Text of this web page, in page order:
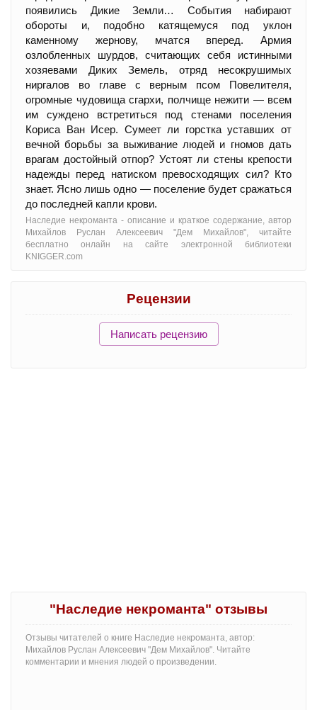
появились Дикие Земли… События набирают
обороты и, подобно катящемуся под уклон
каменному жернову, мчатся вперед. Армия
озлобленных шурдов, считающих себя истинными
хозяевами Диких Земель, отряд несокрушимых
ниргалов во главе с верным псом Повелителя,
огромные чудовища сгархи, полчище нежити — всем
им суждено встретиться под стенами поселения
Кориса Ван Исер. Сумеет ли горстка уставших от
вечной борьбы за выживание людей и гномов дать
врагам достойный отпор? Устоят ли стены крепости
надежды перед натиском превосходящих сил? Кто
знает. Ясно лишь одно — поселение будет сражаться
до последней капли крови.
Наследие некроманта - oписание и краткое содержание, автор
Михайлов Руслан Алексеевич "Дем Михайлов", читайте
бесплатно онлайн на сайте электронной библиотеки
KNIGGER.com
Рецензии
Написать рецензию
"Наследие некроманта" отзывы
Отзывы читателей о книге Наследие некроманта, автор:
Михайлов Руслан Алексеевич "Дем Михайлов". Читайте
комментарии и мнения людей о произведении.